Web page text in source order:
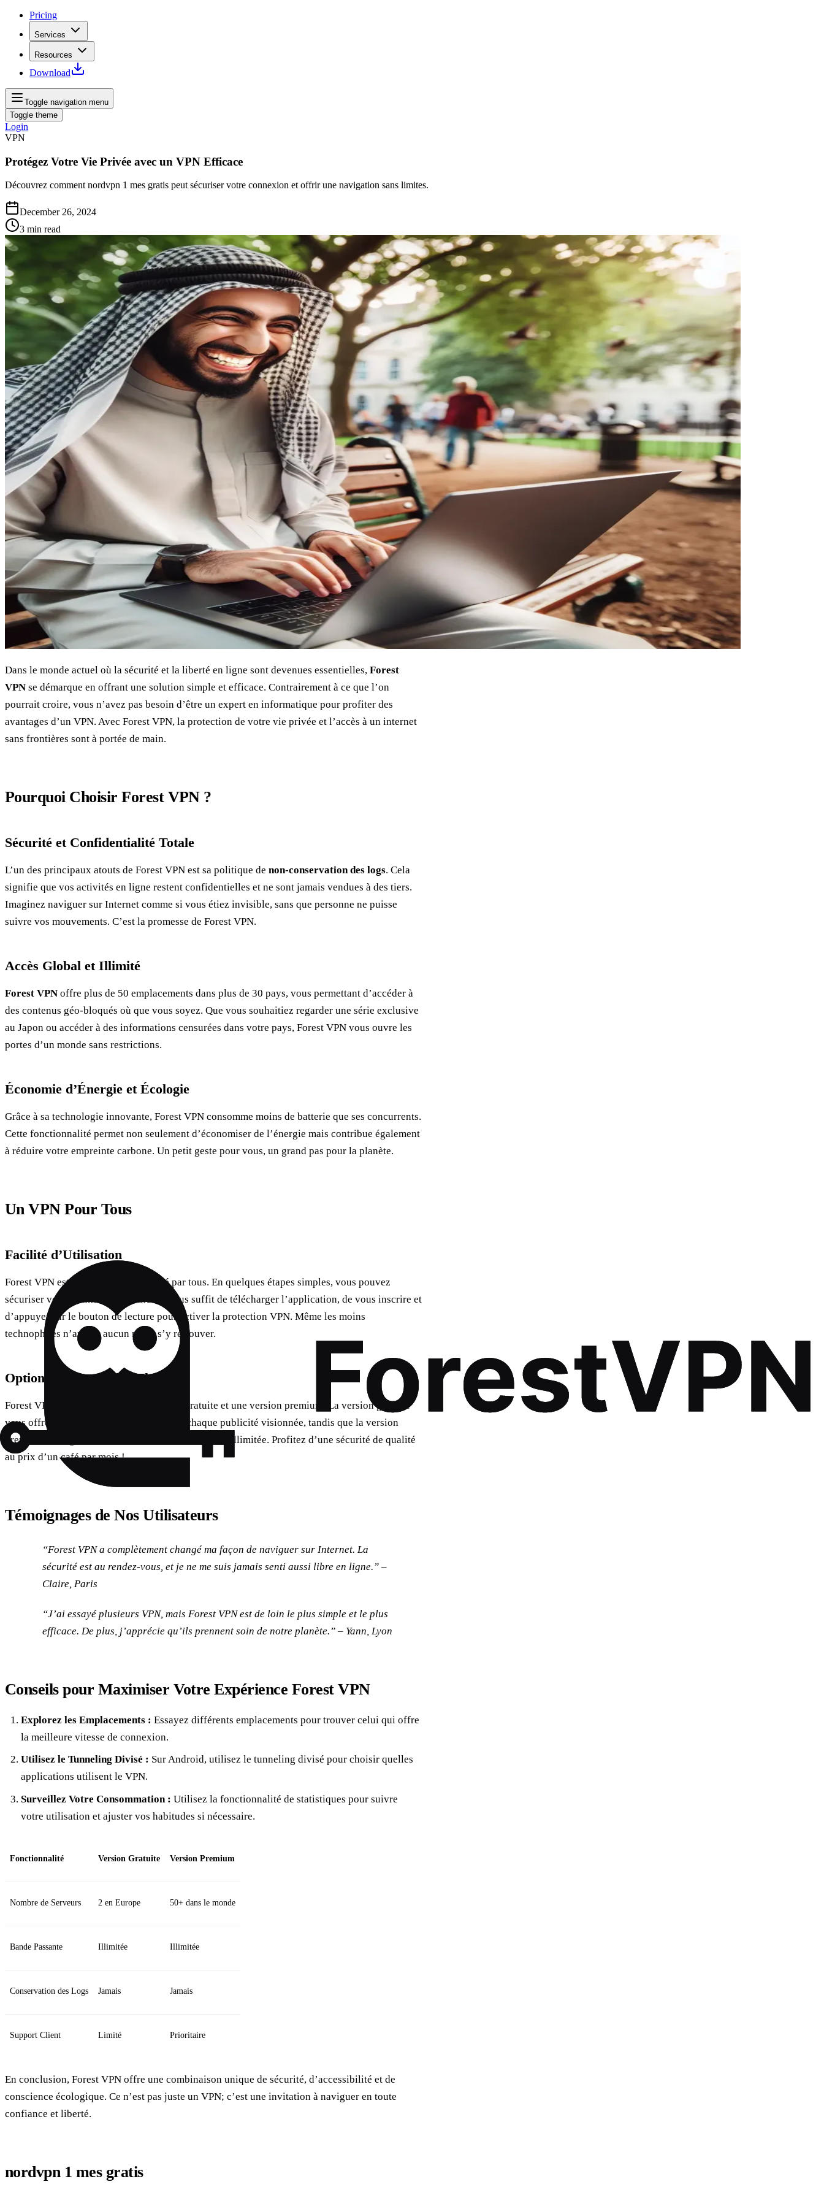
Pricing
Services
Resources
Download
Toggle navigation menu
Toggle theme
Login
VPN
Protégez Votre Vie Privée avec un VPN Efficace
Découvrez comment nordvpn 1 mes gratis peut sécuriser votre connexion et offrir une navigation sans limites.
December 26, 2024
3 min read
Dans le monde actuel où la sécurité et la liberté en ligne sont devenues essentielles, Forest
VPN se démarque en offrant une solution simple et efficace. Contrairement à ce que l’on
pourrait croire, vous n’avez pas besoin d’être un expert en informatique pour profiter des
avantages d’un VPN. Avec Forest VPN, la protection de votre vie privée et l’accès à un internet
sans frontières sont à portée de main.
Pourquoi Choisir Forest VPN ?
Sécurité et Confidentialité Totale
L’un des principaux atouts de Forest VPN est sa politique de non-conservation des logs. Cela
signifie que vos activités en ligne restent confidentielles et ne sont jamais vendues à des tiers.
Imaginez naviguer sur Internet comme si vous étiez invisible, sans que personne ne puisse
suivre vos mouvements. C’est la promesse de Forest VPN.
Accès Global et Illimité
Forest VPN offre plus de 50 emplacements dans plus de 30 pays, vous permettant d’accéder à
des contenus géo-bloqués où que vous soyez. Que vous souhaitiez regarder une série exclusive
au Japon ou accéder à des informations censurées dans votre pays, Forest VPN vous ouvre les
portes d’un monde sans restrictions.
Économie d’Énergie et Écologie
Grâce à sa technologie innovante, Forest VPN consomme moins de batterie que ses concurrents.
Cette fonctionnalité permet non seulement d’économiser de l’énergie mais contribue également
à réduire votre empreinte carbone. Un petit geste pour vous, un grand pas pour la planète.
Un VPN Pour Tous
Facilité d’Utilisation
Forest VPN est conçu pour être utilisé par tous. En quelques étapes simples, vous pouvez
sécuriser votre connexion internet. Il vous suffit de télécharger l’application, de vous inscrire et
d’appuyer sur le bouton de lecture pour activer la protection VPN. Même les moins
technophiles n’auront aucun mal à s’y retrouver.
Options de Connexion Flexibles
Forest VPN propose à la fois une version gratuite et une version premium. La version gratuite
vous offre 30 minutes de connexion pour chaque publicité visionnée, tandis que la version
premium vous garantit une connexion immédiate et illimitée. Profitez d’une sécurité de qualité
au prix d’un café par mois !
Témoignages de Nos Utilisateurs
“Forest VPN a complètement changé ma façon de naviguer sur Internet. La
sécurité est au rendez-vous, et je ne me suis jamais senti aussi libre en ligne.” –
Claire, Paris
“J’ai essayé plusieurs VPN, mais Forest VPN est de loin le plus simple et le plus
efficace. De plus, j’apprécie qu’ils prennent soin de notre planète.” – Yann, Lyon
Conseils pour Maximiser Votre Expérience Forest VPN
Explorez les Emplacements : Essayez différents emplacements pour trouver celui qui offre
la meilleure vitesse de connexion.
Utilisez le Tunneling Divisé : Sur Android, utilisez le tunneling divisé pour choisir quelles
applications utilisent le VPN.
Surveillez Votre Consommation : Utilisez la fonctionnalité de statistiques pour suivre
votre utilisation et ajuster vos habitudes si nécessaire.
Fonctionnalité Version Gratuite Version Premium
Nombre de Serveurs 2 en Europe 50+ dans le monde
Bande Passante Illimitée Illimitée
Conservation des Logs Jamais Jamais
Support Client Limité Prioritaire
En conclusion, Forest VPN offre une combinaison unique de sécurité, d’accessibilité et de
conscience écologique. Ce n’est pas juste un VPN; c’est une invitation à naviguer en toute
confiance et liberté.
nordvpn 1 mes gratis